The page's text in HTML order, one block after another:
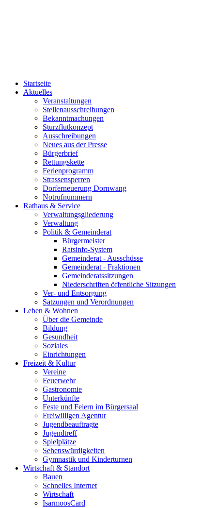
Startseite
Aktuelles
Veranstaltungen
Stellenausschreibungen
Bekanntmachungen
Sturzflutkonzept
Ausschreibungen
Neues aus der Presse
Bürgerbrief
Rettungskette
Ferienprogramm
Strassensperren
Dorferneuerung Dornwang
Notrufnummern
Rathaus & Service
Verwaltungsgliederung
Verwaltung
Politik & Gemeinderat
Bürgermeister
Ratsinfo-System
Gemeinderat - Ausschüsse
Gemeinderat - Fraktionen
Gemeinderatssitzungen
Niederschriften öffentliche Sitzungen
Ver- und Entsorgung
Satzungen und Verordnungen
Leben & Wohnen
Über die Gemeinde
Bildung
Gesundheit
Soziales
Einrichtungen
Freizeit & Kultur
Vereine
Feuerwehr
Gastronomie
Unterkünfte
Feste und Feiern im Bürgersaal
Freiwilligen Agentur
Jugendbeauftragte
Jugendtreff
Spielplätze
Sehenswürdigkeiten
Gymnastik und Kinderturnen
Wirtschaft & Standort
Bauen
Schnelles Internet
Wirtschaft
IsarmoosCard